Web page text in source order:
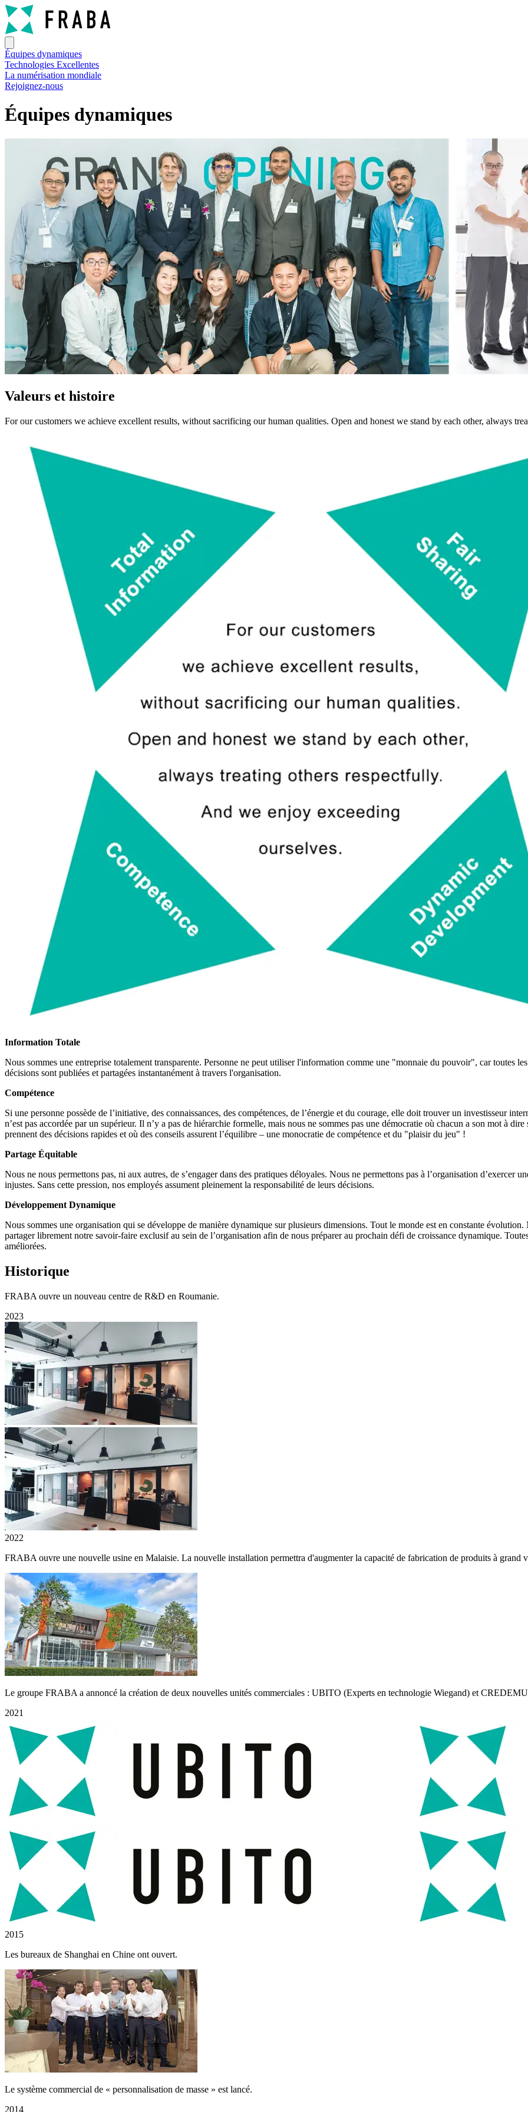
Équipes dynamiques
Technologies Excellentes
La numérisation mondiale
Rejoignez-nous
Équipes dynamiques
Valeurs et histoire
For our customers we achieve excellent results, without sacrificing our human qualities. Open and honest we stand by each other, always
Information Totale
Nous sommes une entreprise totalement transparente. Personne ne peut utiliser l'information comme une "monnaie du pouvoir", car toutes
décisions sont publiées et partagées instantanément à travers l'organisation.
Compétence
Si une personne possède de l’initiative, des connaissances, des compétences, de l’énergie et du courage, elle doit trouver un investisseur
n’est pas accordée par un supérieur. Il n’y a pas de hiérarchie formelle, mais nous ne sommes pas une démocratie où chacun a son mot à
prennent des décisions rapides et où des conseils assurent l’équilibre – une monocratie de compétence et du "plaisir du jeu" !
Partage Équitable
Nous ne nous permettons pas, ni aux autres, de s’engager dans des pratiques déloyales. Nous ne permettons pas à l’organisation d’exercer
injustes. Sans cette pression, nos employés assument pleinement la responsabilité de leurs décisions.
Développement Dynamique
Nous sommes une organisation qui se développe de manière dynamique sur plusieurs dimensions. Tout le monde est en constante
partager librement notre savoir-faire exclusif au sein de l’organisation afin de nous préparer au prochain défi de croissance dynamique.
améliorées.
Historique
FRABA ouvre un nouveau centre de R&D en Roumanie.
2023
2022
FRABA ouvre une nouvelle usine en Malaisie. La nouvelle installation permettra d'augmenter la capacité de fabrication de produits à grand
Le groupe FRABA a annoncé la création de deux nouvelles unités commerciales : UBITO (Experts en technologie Wiegand) et
2021
2015
Les bureaux de Shanghai en Chine ont ouvert.
Le système commercial de « personnalisation de masse » est lancé.
2014